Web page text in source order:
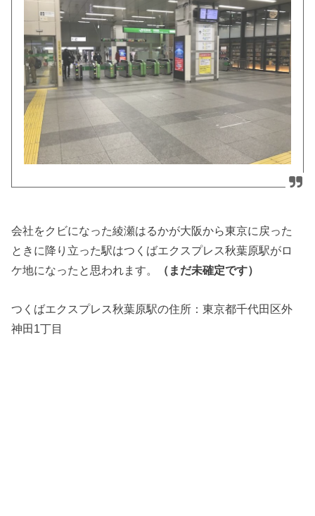
会社をクビになった綾瀬はるかが大阪から東京に戻った
ときに降り立った駅はつくばエクスプレス秋葉原駅がロ
ケ地になったと思われます。
（まだ未確定です）
つくばエクスプレス秋葉原駅の住所：東京都千代田区外
神田1丁目